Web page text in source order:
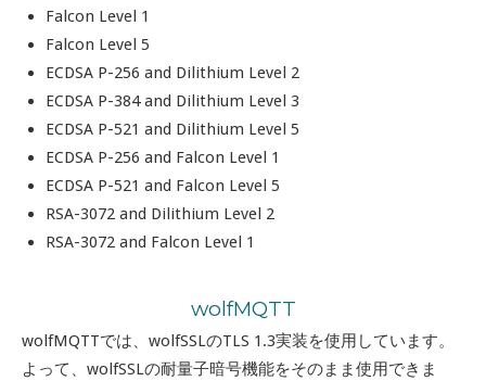
Falcon Level 1
Falcon Level 5
ECDSA P-256 and Dilithium Level 2
ECDSA P-384 and Dilithium Level 3
ECDSA P-521 and Dilithium Level 5
ECDSA P-256 and Falcon Level 1
ECDSA P-521 and Falcon Level 5
RSA-3072 and Dilithium Level 2
RSA-3072 and Falcon Level 1
wolfMQTT
wolfMQTTでは、wolfSSLのTLS 1.3実装を使用しています。
よって、wolfSSLの耐量子暗号機能をそのまま使用できま